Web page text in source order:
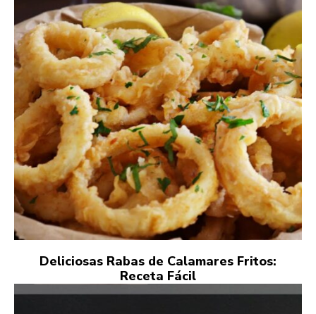
Deliciosas Rabas de Calamares Fritos:
Receta Fácil